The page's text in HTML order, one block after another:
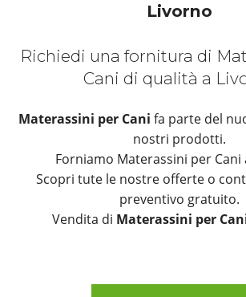
Livorno
Richiedi una fornitura di
Cani di qualità a
Materassini per Cani fa parte del
nostri prodotti.
Forniamo Materassini per Cani
Scopri tute le nostre offerte o
preventivo gratuito.
Vendita di Materassini per